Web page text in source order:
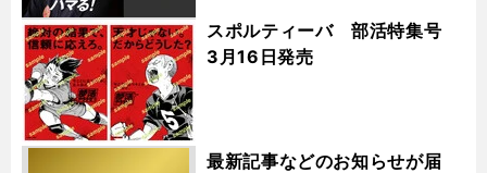
スポルティーバ 部活特集号
3月16日発売
最新記事などのお知らせが届